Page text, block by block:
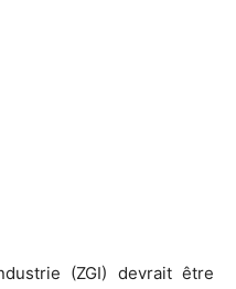
(ZGI) devrait être